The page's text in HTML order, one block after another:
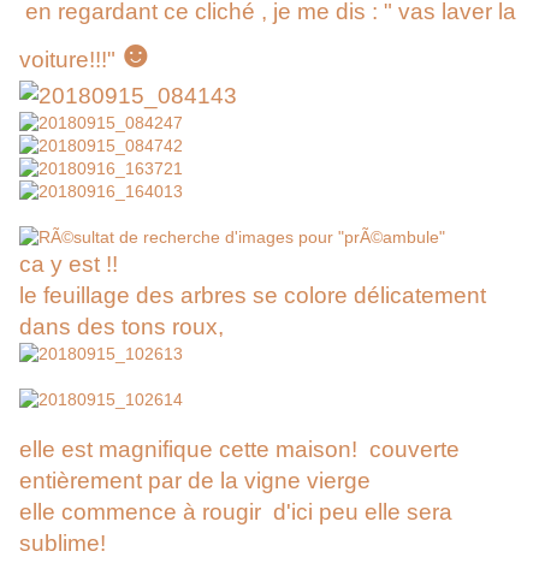
en regardant ce cliché , je me dis : " vas laver la
voiture!!!" ☻
ca y est !!
le feuillage des arbres se colore délicatement
dans des tons roux,
elle est magnifique cette maison! couverte
entièrement par de la vigne vierge
elle commence à rougir d'ici peu elle sera
sublime!